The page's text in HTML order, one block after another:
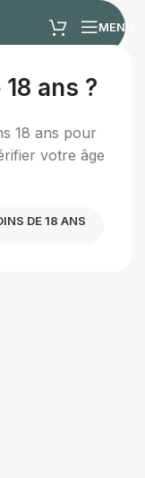
ans ?
18 ans pour
votre âge
DE 18 ANS
MENU
DIY